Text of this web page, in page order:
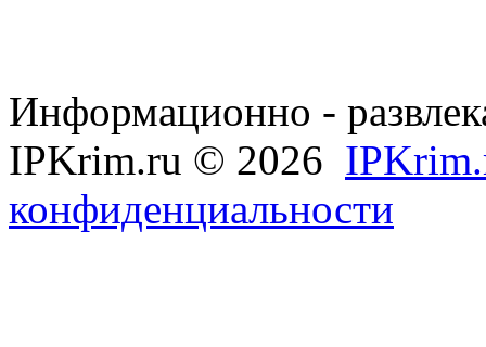
Информационно -
IPKrim.ru © 2026
конфиденциальности